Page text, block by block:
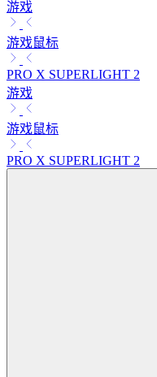
游戏
游戏鼠标
PRO X SUPERLIGHT 2
游戏
游戏鼠标
PRO X SUPERLIGHT 2